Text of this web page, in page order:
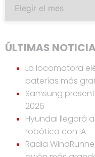
ÚLTIMAS
La locomotora
baterías más
Samsung
2026
Hyundai llegará
robótica con IA
Radia